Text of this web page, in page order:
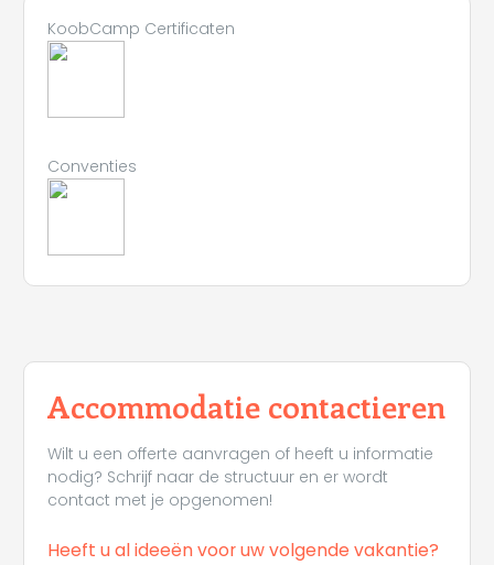
KoobCamp Certificaten
Conventies
Accommodatie contactieren
Wilt u een offerte aanvragen of heeft u informatie
nodig? Schrijf naar de structuur en er wordt
contact met je opgenomen!
Heeft u al ideeën voor uw volgende vakantie?